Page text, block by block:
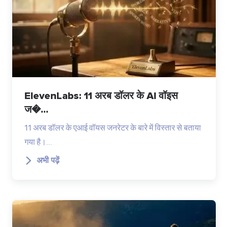
ElevenLabs: 11 अरब डॉलर के AI वॉइस
ज�...
11 अरब डॉलर के एआई वॉयस जनरेटर के बारे में विस्तार से बताया
गया है।…
अभी पढ़ें